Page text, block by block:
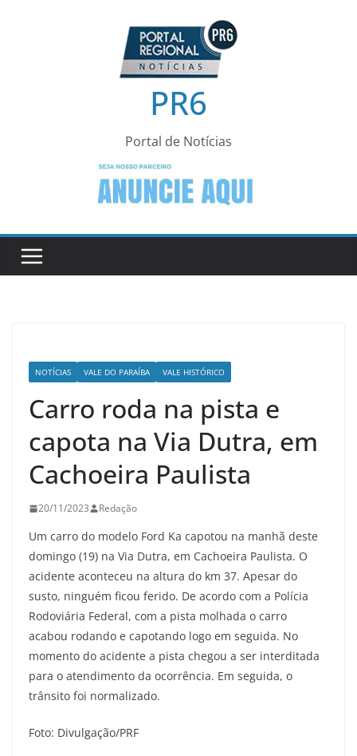
PR6
Portal de Notícias
NOTÍCIAS VALE DO PARAÍBA VALE HISTÓRICO
Carro roda na pista e
capota na Via Dutra, em
Cachoeira Paulista
20/11/2023 Redação
Um carro do modelo Ford Ka capotou na manhã deste
domingo (19) na Via Dutra, em Cachoeira Paulista. O
acidente aconteceu na altura do km 37. Apesar do
susto, ninguém ficou ferido. De acordo com a Polícia
Rodoviária Federal, com a pista molhada o carro
acabou rodando e capotando logo em seguida. No
momento do acidente a pista chegou a ser interditada
para o atendimento da ocorrência. Em seguida, o
trânsito foi normalizado.
Foto: Divulgação/PRF